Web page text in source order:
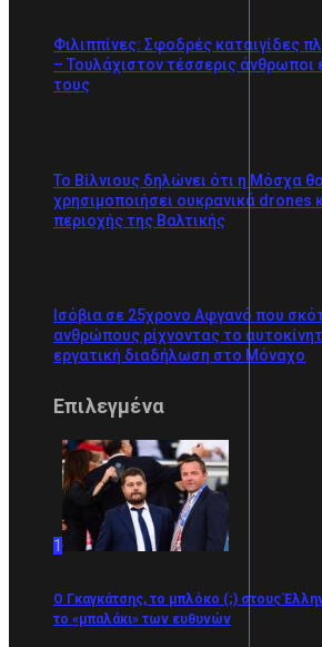
Φιλιππίνες: Σφοδρές καταιγίδες
– Τουλάχιστον τέσσερις άνθρωποι
τους
Το Βίλνιους δηλώνει ότι η Μόσχα
χρησιμοποιήσει ουκρανικά drones
περιοχής της Βαλτικής
Ισόβια σε 25χρονο Αφγανό που
ανθρώπους ρίχνοντας το
εργατική διαδήλωση στο Μόναχο
Επιλεγμένα
1
Ο Γκαγκάτσης, το μπλόκο (;) στους
το «μπαλάκι» των ευθυνών